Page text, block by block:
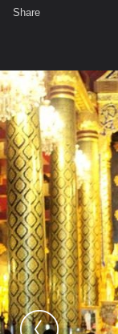
... รูปภาพ
IMG 143604
หน้าแรก เว็บ
คอลเล็คชั่น สถา
ภาษาไทย
Share